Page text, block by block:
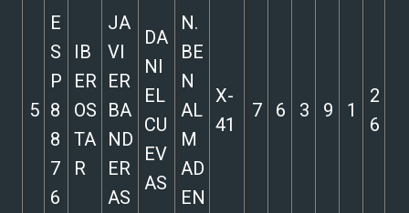
5
E
S
P
8
8
7
6
IB
ER
OS
TA
R
JA
VI
ER
BA
ND
ER
AS
DA
NI
EL
CU
EV
AS
N.
BE
N
AL
M
AD
EN
X-
41
7 6 3 9 1
2
6